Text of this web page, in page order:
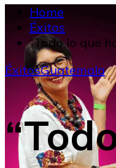
Home
Éxitos
“Todo lo que
ÉxitosGuatemala